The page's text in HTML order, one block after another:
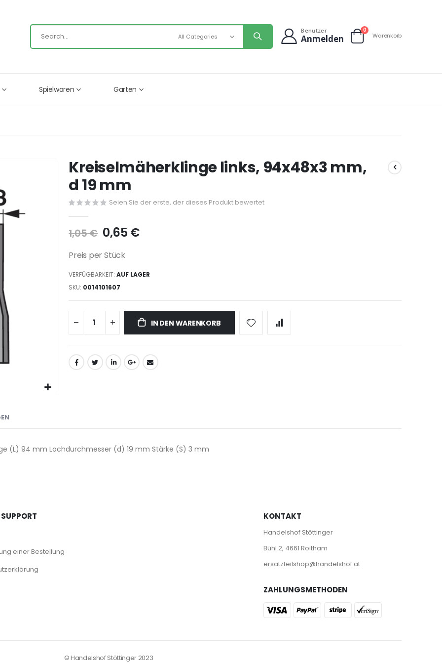
Benutzer
Anmelden Warenkorb
0Artikel
Warenkorb
Spielwaren Garten
Kreiselmäherklinge links, 94x48x3 mm,
d 19 mm
Seien Sie der erste, der dieses Produkt bewertet
1,05 € 0,65 €
Preis per Stück
VERFÜGBARKEIT: AUF LAGER
SKU 0014101607
IN DEN WARENKORB
(L) 94 mm Lochdurchmesser (d) 19 mm Stärke (S) 3 mm
einer Bestellung
KONTAKT
Handelshof Stöttinger
Bühl 2, 4661 Roitham
ersatzteilshop@handelshof.at
ZAHLUNGSMETHODEN
© Handelshof Stöttinger 2023